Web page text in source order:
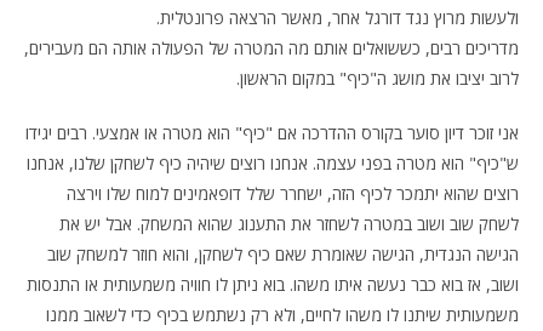
ולעשות מרוץ נגד דורגל אחר, מאשר הרצאה פרונטלית.
מדריכים רבים, כששואלים אותם מה המטרה של הפעולה אותה הם מעבירים,
לרוב יציבו את מושג ה"כיף" במקום הראשון.
אני זוכר דיון סוער בקורס ההדרכה אם "כיף" הוא מטרה או אמצעי. רבים יגידו
ש"כיף" הוא מטרה בפני עצמה. אנחנו רוצים שיהיה כיף לשחקן שלנו, אנחנו
רוצים שהוא יתמכר לכיף הזה, ישחרר שלל דופאמינים למוח שלו וירצה
לשחק שוב ושוב במטרה לשחזר את התענוג שהוא המשחק. אבל יש את
הגישה הנגדית, הגישה שאומרת שאם כיף לשחקן, והוא חוזר למשחק שוב
ושוב, אז בוא כבר נעשה איתו משהו. בוא ניתן לו חוויה משמעותית או התנסות
משמעותית שיתנו לו משהו לחיים, ולא רק נשתמש בכיף כדי לשאוב ממנו